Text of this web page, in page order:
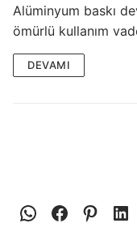
Alüminyum baskı
ömürlü kullanım
DEVAMI